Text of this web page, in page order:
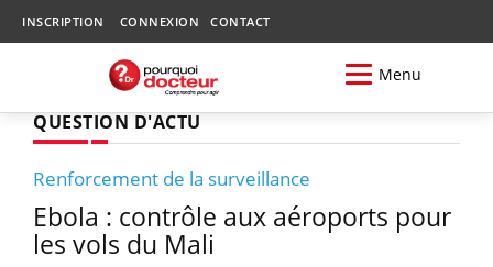
INSCRIPTION CONNEXION CONTACT
Menu
QUESTION D'ACTU
Renforcement de la surveillance
Ebola : contrôle aux aéroports pour
les vols du Mali